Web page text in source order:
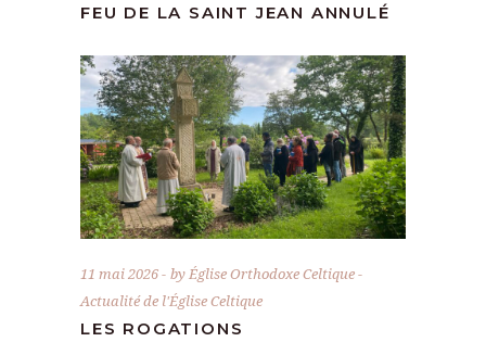
FEU DE LA SAINT JEAN ANNULÉ
11 mai 2026 byÉglise Orthodoxe Celtique
Actualité de l'Église Celtique
LES ROGATIONS